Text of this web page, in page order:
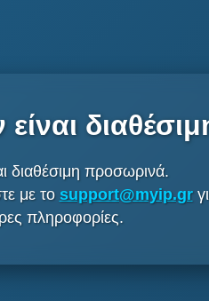
διαθέσιμη προσωρινά.
με το support@myip.gr
πληροφορίες.